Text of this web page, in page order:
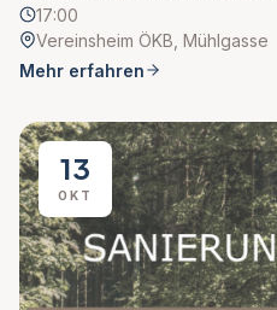
17:00
Vereinsheim ÖKB, Mühlgasse
Mehr erfahren
13
OKT